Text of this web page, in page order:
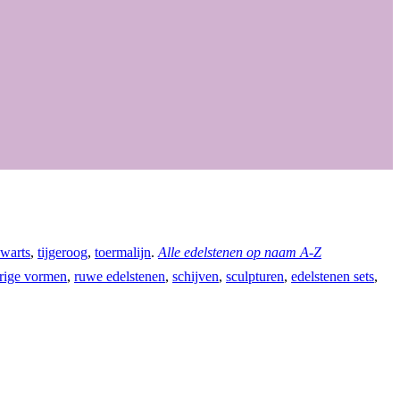
, tijgeroog, toermalijn. Alle edelstenen op naam A-Z
vormen, ruwe edelstenen, schijven, sculpturen, edelstenen sets,